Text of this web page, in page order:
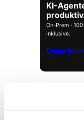
KI-
On-Prem ·
inklusive.
Demo